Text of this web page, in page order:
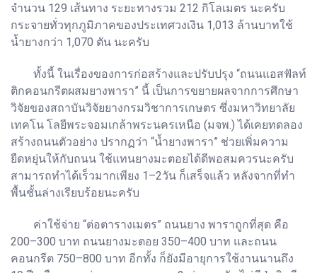
จำนวน 129 เส้นทาง ระยะทางรวม 212 กิโลเมตร นะครับ
กระจายทั่วทุกภูมิภาคของประเทศวงเงิน 1,013 ล้านบาทใช้
น้ำยางกว่า 1,070 ตัน นะครับ
ทั้งนี้ ในเรื่องของการก่อสร้างและปรับปรุง “ถนนแอสฟัลท์
ติกคอนกรีตผสมยางพารา” นี้ เป็นการขยายผลจากการศึกษา
วิจัยของสถาบันวิจัยยางกรมวิชาการเกษตร ซึ่งมหาวิทยาลัย
เทคโน โลยีพระจอมเกล้าพระนครเหนือ (มจพ.) ได้เคยทดลอง
สร้างถนนตัวอย่าง ปรากฏว่า “น้ำยางพารา” ช่วยเพิ่มความ
ยืดหยุ่นให้กับถนน ใช้แทนยางมะตอยได้ดีพอสมควรนะครับ
สามารถทำได้เร็วมากเพียง 1–2วัน ก็เสร็จแล้ว หลังจากที่ทำ
พื้นชั้นล่างเรียบร้อยนะครับ
ค่าใช้จ่าย “ต่อตารางเมตร” ถนนยาง พาราถูกที่สุด คือ
200–300 บาท ถนนยางมะตอย 350–400 บาท และถนน
คอนกรีต 750–800 บาท อีกทั้ง ก็ยังมีอายุการใช้งานนานถึง